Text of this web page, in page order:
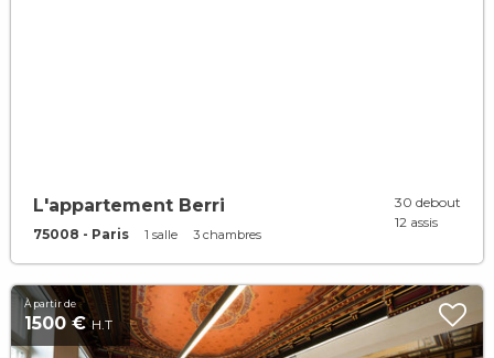
L'appartement Berri
75008 - Paris 1 salle 3 chambres
30 debout
12 assis
À partir de
1500 €H.T